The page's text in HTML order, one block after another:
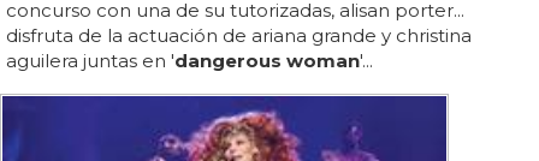
concurso con una de su tutorizadas, alisan porter...
disfruta de la actuación de ariana grande y christina
aguilera juntas en 'dangerous woman'...